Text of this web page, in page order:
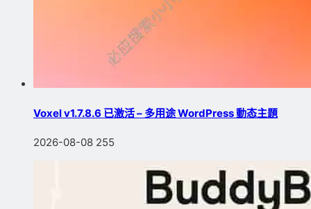
Voxel v1.7.8.6 已激活 – 多用途 WordPress 動态主題
2026-08-08 255